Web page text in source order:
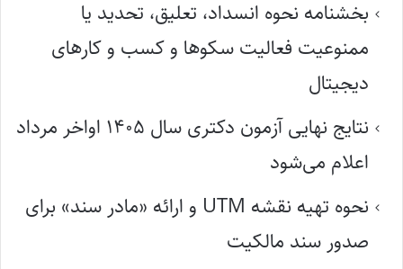
بخشنامه نحوه انسداد، تعلیق، تحدید یا
ممنوعیت فعالیت سکوها و کسب و کارهای
دیجیتال
نتایج نهایی آزمون دکتری سال ۱۴۰۵ اواخر مرداد
اعلام می‌شود
نحوه تهیه نقشه UTM و ارائه «مادر سند» برای
صدور سند مالکیت